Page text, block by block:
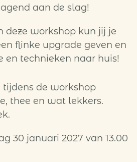
aan de slag!
deze workshop kun jij je
flinke upgrade geven en
en technieken naar huis!
de workshop
thee en wat lekkers.
30 januari 2027 van 13.00